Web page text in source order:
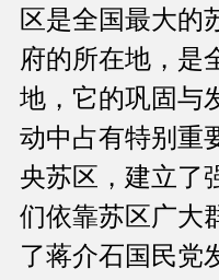
区是全国最大的
府的所在地，是
地，它的巩固与
动中占有特别重
央苏区，建立了
们依靠苏区广大
了蒋介石国民党